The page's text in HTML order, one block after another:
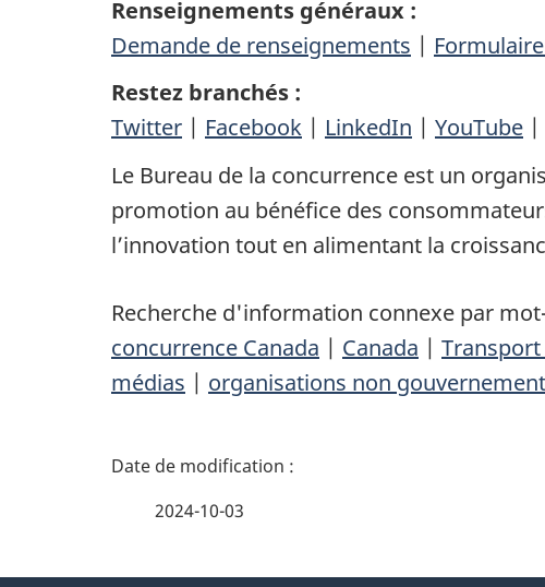
Renseignements généraux :
Demande de renseignements |
Restez branchés :
Twitter | Facebook | LinkedIn | YouTube |
Le Bureau de la concurrence est un
promotion au bénéfice des
l’innovation tout en alimentant la
Recherche d'information connexe par
concurrence Canada | Canada |
médias | organisations non
D
2024-10-03